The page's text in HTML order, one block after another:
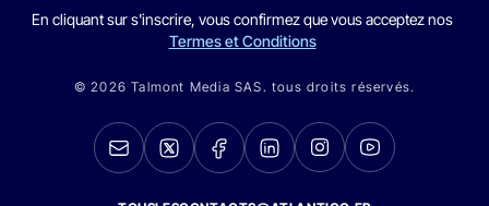
En cliquant sur s'inscrire, vous confirmez que vous acceptez nos
Termes et Conditions
© 2026 Talmont Media SAS. tous droits réservés.